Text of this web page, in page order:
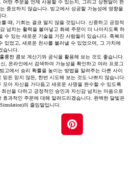
어떤 주문을 언제 사용할 수 있는지, 그리고 상현달이 뜬
중요하지 않습니다. 빙고에서 성공할 가능성에 영향을
다.
때, 기회는 결코 멀지 않을 것입니다. 신중하고 긍정적
넘치는 활력을 불어넣고 화폐 주문이 더 나아지도록 하
수 있는 새로운 기술을 가진 사람들이 있습니다. 축복의
있었고, 새로운 천사를 불러낼 수 있었으며, 그 가치에
습니다.
륭한 콤보 계산기와 공식을 활용해 보는 것도 좋습니다.
, 온라인에서 검색하여 가능성을 확인하고 여러 프로그
고에서 승리 확률을 높이는 방법을 알려주는 다른 사이
믿든 믿지 않든, 한번 시도해 보는 것도 나쁘지 않습니다.
모아 자신을 가다듬고 새로운 사명을 완수할 수 있도록
선을 다하고 긍정적인 승인과 자신감 넘치는 마음으로
효과적인 주문에 대해 알려드리겠습니다. 완벽한 달빛은
의 줄임말입니다.